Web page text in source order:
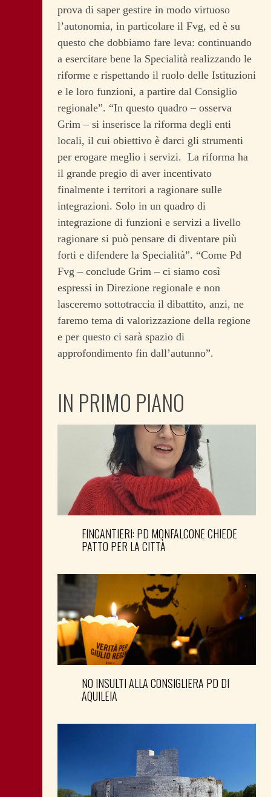
prova di saper gestire in modo virtuoso
l’autonomia, in particolare il Fvg, ed è su
questo che dobbiamo fare leva: continuando
a esercitare bene la Specialità realizzando le
riforme e rispettando il ruolo delle Istituzioni
e le loro funzioni, a partire dal Consiglio
regionale”. “In questo quadro – osserva
Grim – si inserisce la riforma degli enti
locali, il cui obiettivo è darci gli strumenti
per erogare meglio i servizi. La riforma ha
il grande pregio di aver incentivato
finalmente i territori a ragionare sulle
integrazioni. Solo in un quadro di
integrazione di funzioni e servizi a livello
ragionare si può pensare di diventare più
forti e difendere la Specialità”. “Come Pd
Fvg – conclude Grim – ci siamo così
espressi in Direzione regionale e non
lasceremo sottotraccia il dibattito, anzi, ne
faremo tema di valorizzazione della regione
e per questo ci sarà spazio di
approfondimento fin dall’autunno”.
IN PRIMO PIANO
FINCANTIERI: PD MONFALCONE CHIEDE
PATTO PER LA CITTÀ
NO INSULTI ALLA CONSIGLIERA PD DI
AQUILEIA